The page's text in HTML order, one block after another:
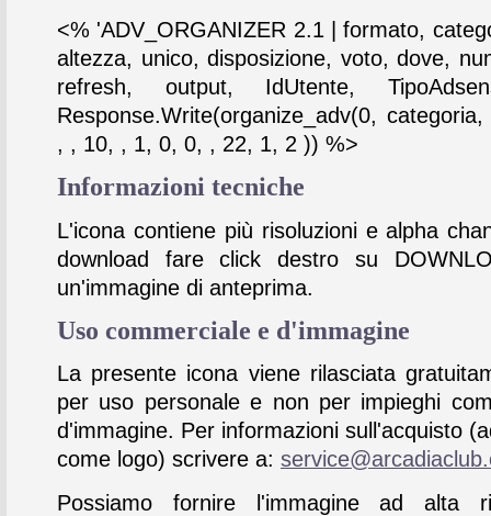
<% 'ADV_ORGANIZER 2.1 | formato,
altezza, unico, disposizione, voto, dove,
refresh, output, IdUtente,
Response.Write(organize_adv(0,
, , 10, , 1, 0, 0, , 22, 1, 2 )) %>
Informazioni tecniche
L'icona contiene più risoluzioni e alpha
download fare click destro su
un'immagine di anteprima.
Uso commerciale e d'immagine
La presente icona viene rilasciata
per uso personale e non per impieghi
d'immagine. Per informazioni sull'acquisto
come logo) scrivere a:
Possiamo fornire l'immagine ad alta